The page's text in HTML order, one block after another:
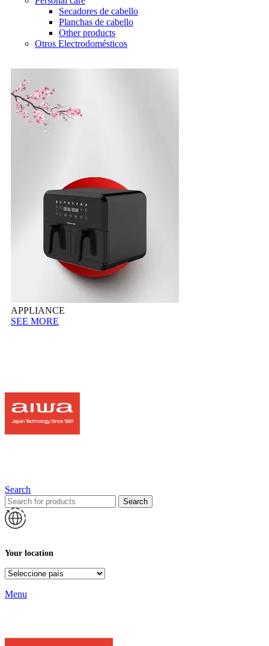
Secadores de cabello
Planchas de cabello
Other products
Otros Electrodomésticos
APPLIANCE
SEE MORE
Search
Search
Your location
Menu